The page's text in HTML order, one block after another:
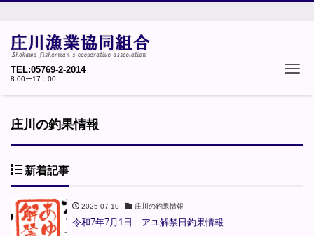
TEL:05769-2-2014
8:00ー17：00
庄川の釣果情報
新着記事
2025-07-10 庄川の釣果情報
令和7年7月1日 アユ解禁日釣果情報